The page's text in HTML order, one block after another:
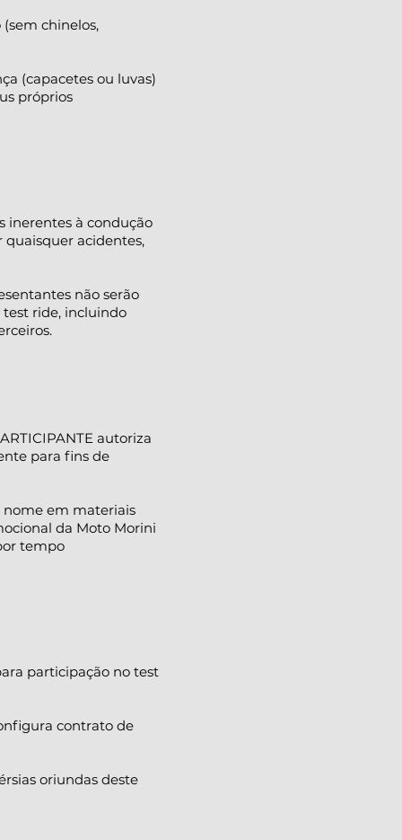
(sem chinelos,
(capacetes ou luvas)
próprios
inerentes à condução
quaisquer acidentes,
não serão
ride, incluindo
autoriza
para fins de
nome em materiais
da Moto Morini
tempo
participação no test
contrato de
oriundas deste